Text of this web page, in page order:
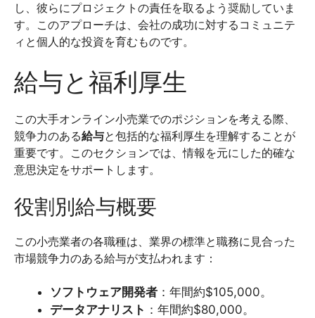
し、彼らにプロジェクトの責任を取るよう奨励していま
す。このアプローチは、会社の成功に対するコミュニテ
ィと個人的な投資を育むものです。
給与と福利厚生
この大手オンライン小売業でのポジションを考える際、
競争力のある給与と包括的な福利厚生を理解することが
重要です。このセクションでは、情報を元にした的確な
意思決定をサポートします。
役割別給与概要
この小売業者の各職種は、業界の標準と職務に見合った
市場競争力のある給与が支払われます：
ソフトウェア開発者 ：年間約$105,000。
データアナリスト ：年間約$80,000。